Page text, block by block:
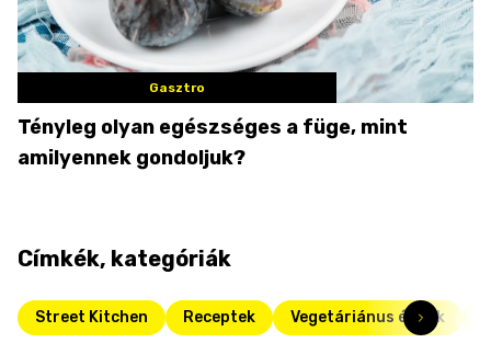
Gasztro
Tényleg olyan egészséges a füge, mint
amilyennek gondoljuk?
Címkék, kategóriák
Street Kitchen Receptek Vegetáriánus ételek